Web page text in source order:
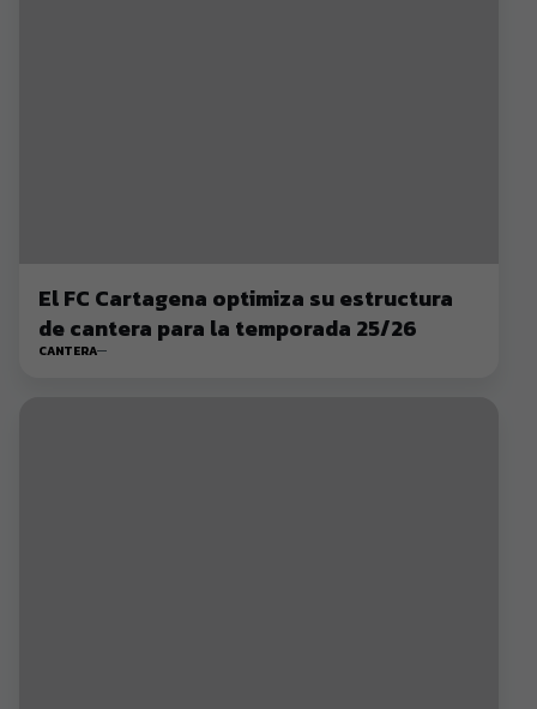
El FC Cartagena optimiza su estructura
de cantera para la temporada 25/26
CANTERA